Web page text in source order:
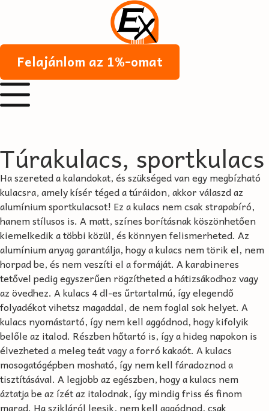
Felajánlom az 1%-omat
Túrakulacs, sportkulacs
Ha szereted a kalandokat, és szükséged van egy megbízható
kulacsra, amely kísér téged a túráidon, akkor válaszd az
alumínium sportkulacsot! Ez a kulacs nem csak strapabíró,
hanem stílusos is. A matt, színes borításnak köszönhetően
kiemelkedik a többi közül, és könnyen felismerheted. Az
alumínium anyag garantálja, hogy a kulacs nem törik el, nem
horpad be, és nem veszíti el a formáját. A karabineres
tetővel pedig egyszerűen rögzítheted a hátizsákodhoz vagy
az övedhez. A kulacs 4 dl-es űrtartalmú, így elegendő
folyadékot vihetsz magaddal, de nem foglal sok helyet. A
kulacs nyomástartó, így nem kell aggódnod, hogy kifolyik
belőle az italod. Részben hőtartó is, így a hideg napokon is
élvezheted a meleg teát vagy a forró kakaót. A kulacs
mosogatógépben mosható, így nem kell fáradoznod a
tisztításával. A legjobb az egészben, hogy a kulacs nem
áztatja be az ízét az italodnak, így mindig friss és finom
marad. Ha szikláról leesik, nem kell aggódnod, csak